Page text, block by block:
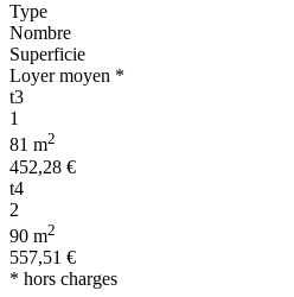
Type
Nombre
Superficie
Loyer moyen *
t3
1
81 m2
452,28 €
t4
2
90 m2
557,51 €
* hors charges